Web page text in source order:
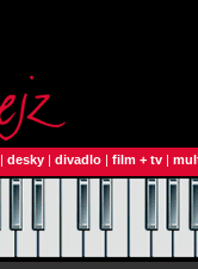
| desky | divadlo | film + tv |